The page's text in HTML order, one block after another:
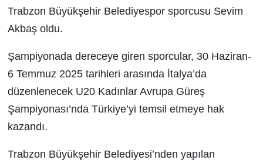
Trabzon Büyükşehir Belediyespor sporcusu Sevim
Akbaş oldu.
Şampiyonada dereceye giren sporcular, 30 Haziran-
6 Temmuz 2025 tarihleri arasında İtalya’da
düzenlenecek U20 Kadınlar Avrupa Güreş
Şampiyonası’nda Türkiye’yi temsil etmeye hak
kazandı.
Trabzon Büyükşehir Belediyesi’nden yapılan